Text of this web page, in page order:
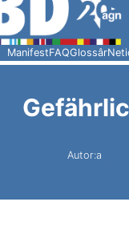
ManifestFAQGlossâr
Autor:a